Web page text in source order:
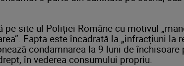
pe site-ul Poliției Române cu motivul
Fapta este încadrată la „infracțiuni la
condamnarea la 9 luni de închisoare
în vederea consumului propriu.